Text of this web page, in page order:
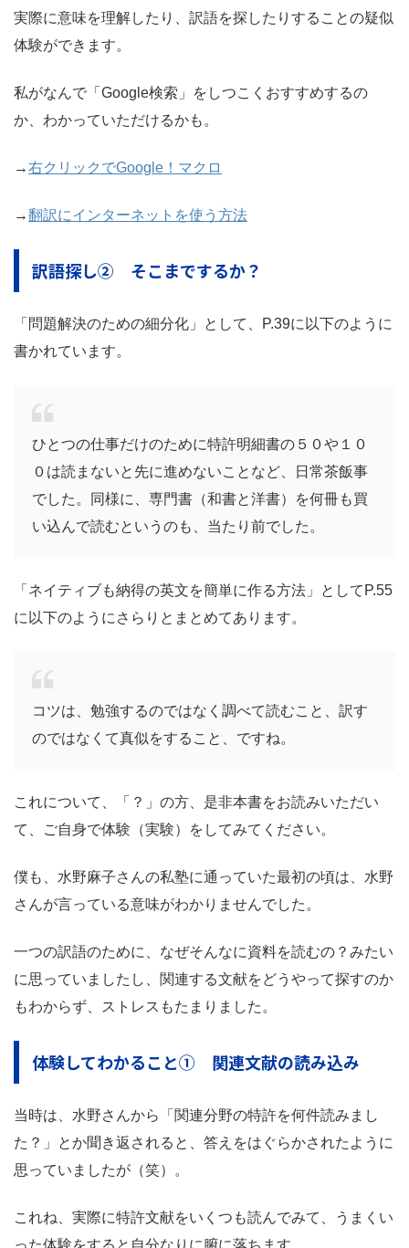
実際に意味を理解したり、訳語を探したりすることの疑似
体験ができます。
私がなんで「Google検索」をしつこくおすすめするの
か、わかっていただけるかも。
→右クリックでGoogle！マクロ
→翻訳にインターネットを使う方法
訳語探し② そこまでするか？
「問題解決のための細分化」として、P.39に以下のように
書かれています。
ひとつの仕事だけのために特許明細書の５０や１０
０は読まないと先に進めないことなど、日常茶飯事
でした。同様に、専門書（和書と洋書）を何冊も買
い込んで読むというのも、当たり前でした。
「ネイティブも納得の英文を簡単に作る方法」としてP.55
に以下のようにさらりとまとめてあります。
コツは、勉強するのではなく調べて読むこと、訳す
のではなくて真似をすること、ですね。
これについて、「？」の方、是非本書をお読みいただい
て、ご自身で体験（実験）をしてみてください。
僕も、水野麻子さんの私塾に通っていた最初の頃は、水野
さんが言っている意味がわかりませんでした。
一つの訳語のために、なぜそんなに資料を読むの？みたい
に思っていましたし、関連する文献をどうやって探すのか
もわからず、ストレスもたまりました。
体験してわかること① 関連文献の読み込み
当時は、水野さんから「関連分野の特許を何件読みまし
た？」とか聞き返されると、答えをはぐらかされたように
思っていましたが（笑）。
これね、実際に特許文献をいくつも読んでみて、うまくい